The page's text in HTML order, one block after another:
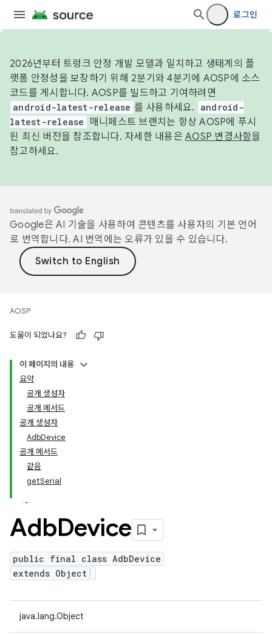
로그인
2026년부터 트렁크 안정 개발 모델과 일치하고 생태계의 플
랫폼 안정성을 보장하기 위해 2분기와 4분기에 AOSP에 소스
코드를 게시합니다. AOSP를 빌드하고 기여하려면
android-latest-release 를 사용하세요.
android-
latest-release
매니페스트 브랜치는 항상 AOSP에 푸시
된 최신 버전을 참조합니다. 자세한 내용은 AOSP 변경사항을
참고하세요.
Google은 AI 기술을 사용하여 콘텐츠를 사용자의 기본 언어
로 번역합니다. AI 번역에는 오류가 있을 수 있습니다.
AOSP
도움이 되었나요?
이 페이지의 내용
요약
공개 생성자
공개 메서드
공개 생성자
AdbDevice
공개 메서드
같음
getSerial
AdbDevice
public final class AdbDevice
extends Object
java.lang.Object